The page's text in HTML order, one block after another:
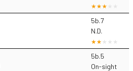
5b.7
N.D.
5b.5
On-sight